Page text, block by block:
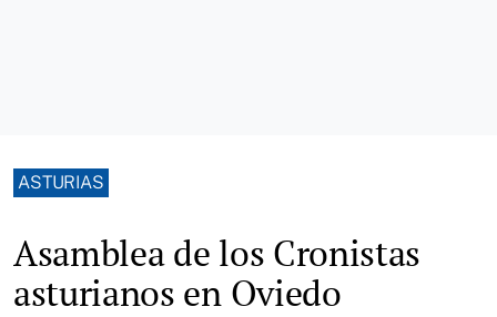
ASTURIAS
Asamblea de los Cronistas
asturianos en Oviedo